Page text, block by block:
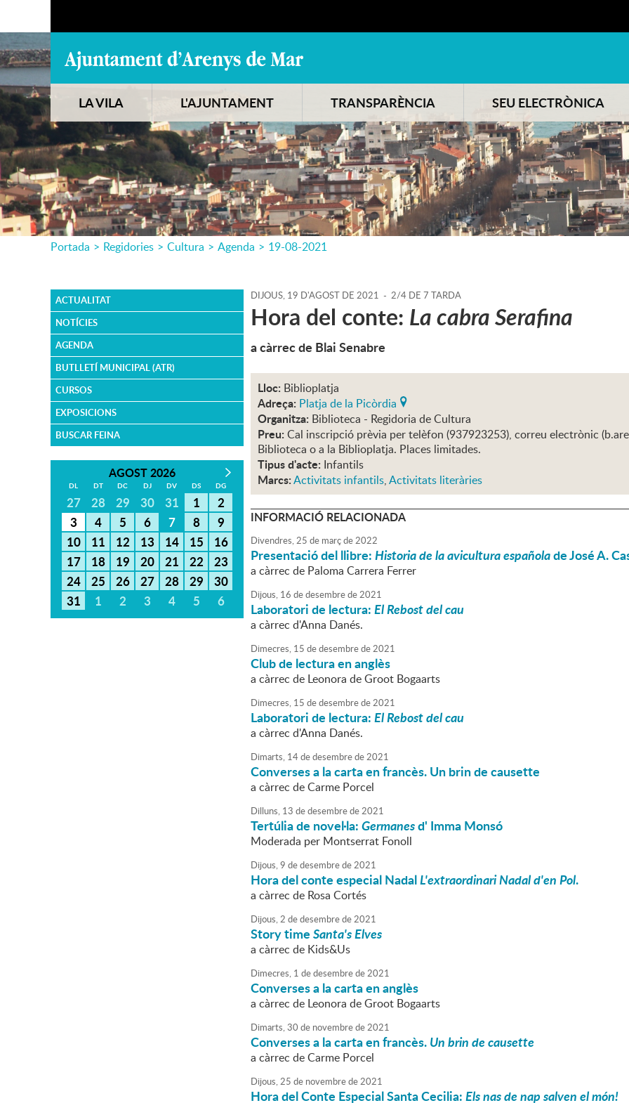
LA VILA L'AJUNTAMENT TRANSPARÈNCIA SEU ELECTRÒNICA
Portada > Regidories > Cultura > Agenda > 19-08-2021
ACTUALITAT
NOTÍCIES
AGENDA
BUTLLETÍ MUNICIPAL (ATR)
CURSOS
EXPOSICIONS
BUSCAR FEINA
AGOST 2026
DL DT DC DJ DV DS DG
27 28 29 30 31 1
2
3
4 5 6 7 8
9
10
11 12 13 14 15
16
17
18 19 20 21 22
23
24
25 26 27 28 29
30
31
1 2 3 4 5 6
DIJOUS, 19 D'AGOST DE 2021 - 2/4 DE 7 TARDA
Hora del conte: La cabra Serafina
a càrrec de Blai Senabre
Lloc: Biblioplatja
Adreça: Platja de la Picòrdia
Organitza: Biblioteca - Regidoria de Cultura
Preu: Cal inscripció prèvia per telèfon (937923253), correu electrònic
Biblioteca o a la Biblioplatja. Places limitades.
Tipus d'acte: Infantils
Marcs:Activitats infantils,Activitats literàries
INFORMACIÓ RELACIONADA
Divendres,25 de marçde2022
Presentació del llibre:Historia de la avicultura españolade José A.
a càrrec de Paloma Carrera Ferrer
Dijous, 16 dedesembrede2021
Laboratori de lectura:El Rebost del cau
a càrrec d'Anna Danés.
Dimecres, 15 dedesembrede2021
Club de lectura en anglès
a càrrec de Leonora de Groot Bogaarts
Dimecres, 15 dedesembrede2021
Laboratori de lectura:El Rebost del cau
a càrrec d'Anna Danés.
Dimarts, 14dedesembrede2021
Converses a la carta en francès. Un brin de causette
a càrrec de Carme Porcel
Dilluns, 13 dedesembrede2021
Tertúlia de novel·la:Germanesd' Imma Monsó
Moderada per Montserrat Fonoll
Dijous,9 dedesembrede2021
Hora del conte especial NadalL'extraordinari Nadal d'en Pol.
a càrrec de Rosa Cortés
Dijous,2 dedesembrede2021
Story timeSanta's Elves
a càrrec de Kids&Us
Dimecres, 1 dedesembrede2021
Converses a la carta en anglès
a càrrec de Leonora de Groot Bogaarts
Dimarts,30 de novembrede2021
Converses a la carta en francès.Un brin de causette
a càrrec de Carme Porcel
Dijous,25 de novembrede2021
Hora del Conte Especial Santa Cecilia:Els nas de nap salven el món!